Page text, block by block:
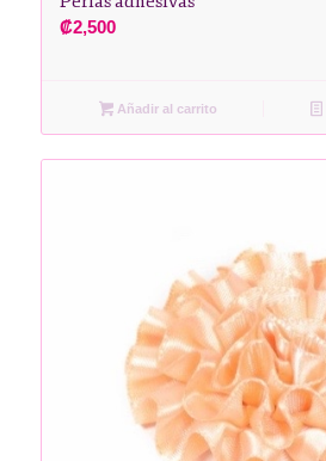
₡2,500
Añadir al carrito